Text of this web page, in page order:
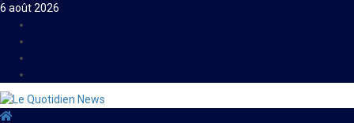
Skip
content
6 août 2026